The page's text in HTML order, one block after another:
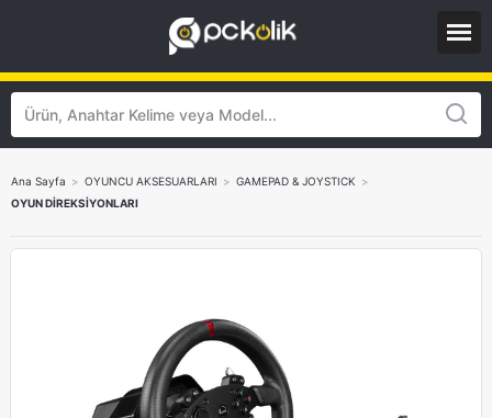
Ana Sayfa > OYUNCU AKSESUARLARI > GAMEPAD & JOYSTICK >
OYUN DİREKSİYONLARI